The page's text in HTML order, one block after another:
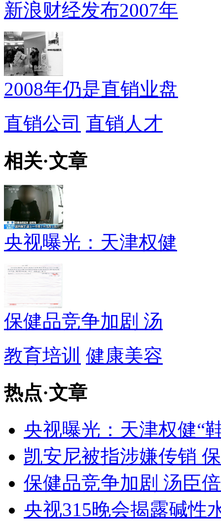
新浪财经发布2007年
2008年仍是直销业盘
直销公司 直销人才
相关·文章
央视曝光：天津权健
保健品竞争加剧 汤
教育培训 健康美容
热点·文章
央视曝光：天津权健“
凯安尼被指涉嫌传销
保健品竞争加剧 汤臣
央视315晚会揭露碱性